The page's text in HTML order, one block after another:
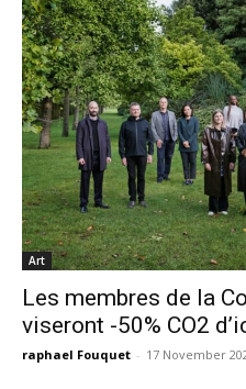
Art
Les membres de la
viseront -50% CO2
raphael Fouquet - 17 November